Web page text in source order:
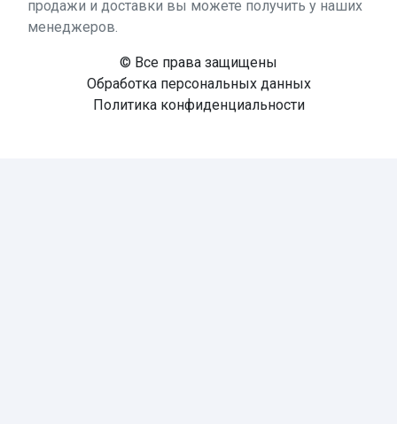
продажи и доставки вы можете получить у наших
менеджеров.
© Все права защищены
Обработка персональных данных
Политика конфиденциальности